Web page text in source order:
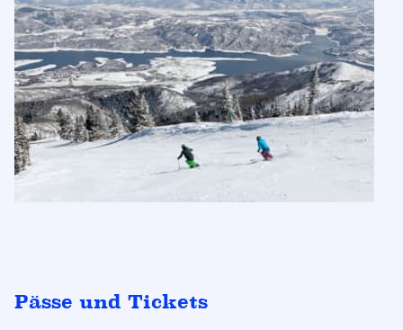
Pässe und Tickets